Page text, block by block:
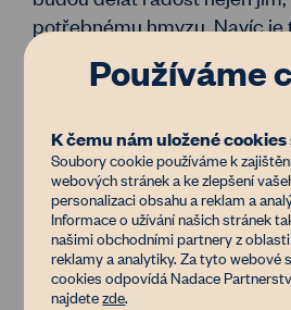
potřebnému hmyzu. Navíc
společně s vnoučaty.
Markeťačka
živěny Anna:
A teď se konečně
nejdůležitějšímu. Nebudeme
štědrovečerní hostina může
Používáme
K čemu nám uložené
Soubory cookie používáme k
webových stránek a ke zlepšení
personalizaci obsahu a reklam a
Informace o užívání našich stránek
našimi obchodními partnery z
reklamy a analytiky. Za tyto webové
cookies odpovídá Nadace
najdetezde.